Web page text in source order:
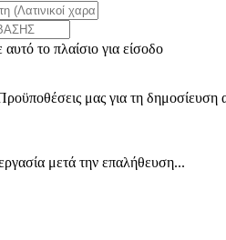
το πλαίσιο για είσοδο
μας για τη
μετά την επαλήθευση...